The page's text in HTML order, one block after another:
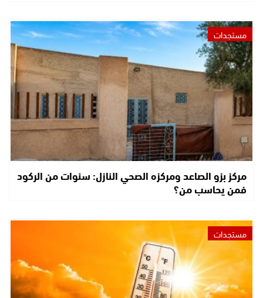
مستجدات
مركز بزو الصاعد ومركزه الصحي النازل: سنوات من الركود
فمن يحاسب من؟
مستجدات